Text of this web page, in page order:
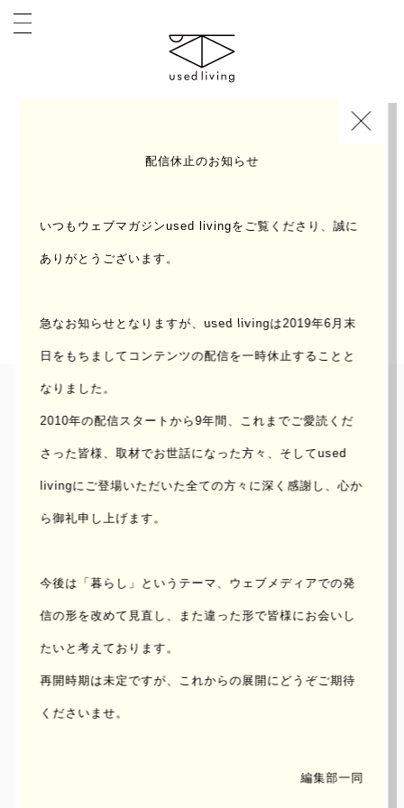
配信休止のお知らせ
いつもウェブマガジンused livingをご覧くださり、誠に
ありがとうございます。
急なお知らせとなりますが、used livingは2019年6月末
日をもちまして コンテンツの配信を一時休止することと
なりました。
2010年の配信スタートから9年間、これまでご愛読くだ
さった皆様、取材でお世話になった方々、 そしてused
livingにご登場いただいた全ての方々に深く感謝し、心か
ら御礼申し上げます。
今後は「暮らし」というテーマ、ウェブメディアでの発
信の形を改めて見直し、 また違った形で皆様にお会いし
たいと考えております。
再開時期は未定ですが、これからの展開にどうぞご期待
くださいませ。
編集部一同
INTERVIEW